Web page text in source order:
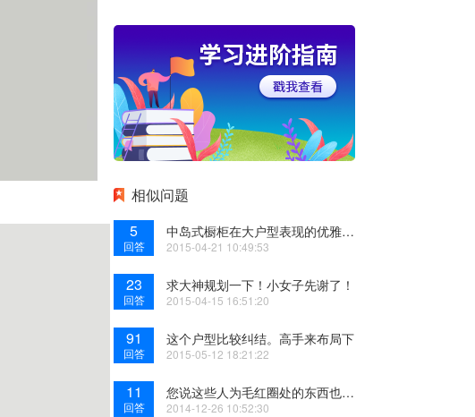
相似问题
5
回答
中岛式橱柜在大户型表现的优雅，让人难以拒绝！！
2015-04-21 10:49:53
23
回答
求大神规划一下！小女子先谢了！
2015-04-15 16:51:20
91
回答
这个户型比较纠结。高手来布局下
2015-05-12 18:21:22
11
回答
您说这些人为毛红圈处的东西也要在布局立面画？
2014-12-26 10:52:30